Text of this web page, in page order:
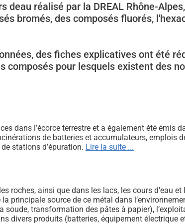
réalisé par la DREAL Rhône-
bromés, des composés fluorés,
des fiches explicatives ont été
composés pour lesquels existent des
dans l’écorce terrestre et a également été émis
de batteries et accumulateurs, emplois
stations d’épuration. Lire la suite ...
ainsi que dans les lacs, les cours d’eau et
principale source de ce métal dans
transformation des pâtes à papier),
divers produits (batteries, équipement électrique